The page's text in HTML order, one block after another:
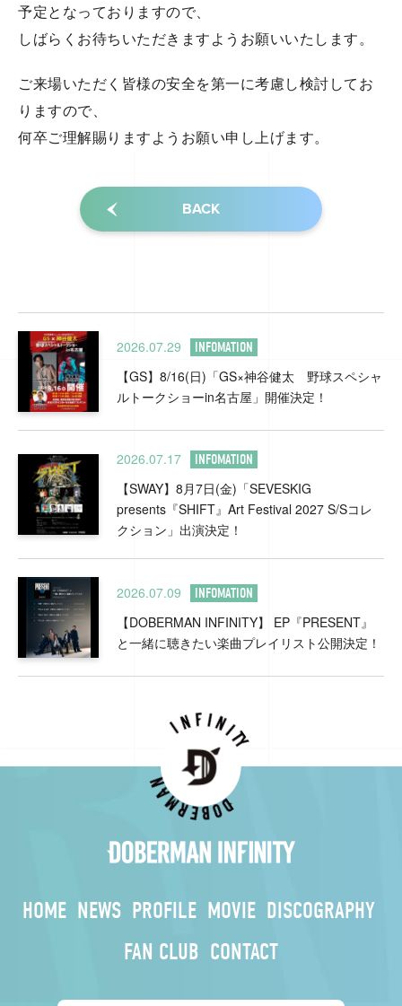
予定となっておりますので、
しばらくお待ちいただきますようお願いいたします。
ご来場いただく皆様の安全を第一に考慮し検討してお
りますので、
何卒ご理解賜りますようお願い申し上げます。
BACK
2026.07.29 INFOMATION
【GS】8/16(日)「GS×神谷健太 野球スペシャ
ルトークショーin名古屋」開催決定！
2026.07.17 INFOMATION
【SWAY】8月7日(金)「SEVESKIG
presents『SHIFT』Art Festival 2027 S/Sコレ
クション」出演決定！
2026.07.09 INFOMATION
【DOBERMAN INFINITY】 EP『PRESENT』
と一緒に聴きたい楽曲プレイリスト公開決定！
HOME NEWS PROFILE MOVIE DISCOGRAPHY
FAN CLUB CONTACT